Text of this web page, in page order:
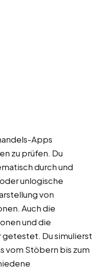
Apps
zu prüfen. Du
durch und
unlogische
von
Auch die
und die
Du simulierst
vom Stöbern bis zum